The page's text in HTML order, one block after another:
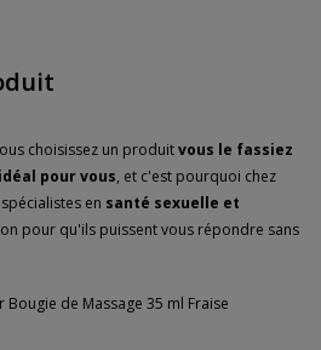
choisissez un produitvous le fassiez
pour vous, et c'est pourquoi chez
en santé sexuelle et
pour qu'ils puissent vous répondre sans
Bougie de Massage 35 ml Fraise